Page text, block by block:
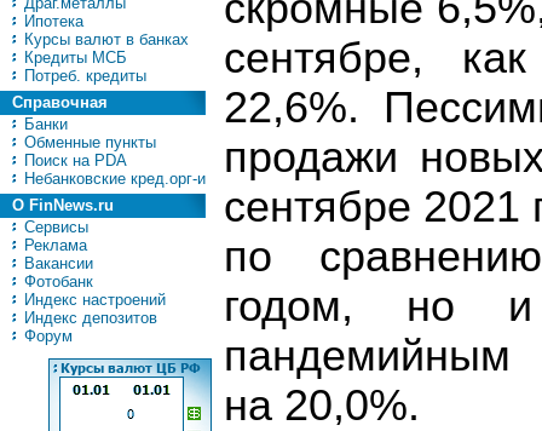
Ипотека
Курсы валют в банках
Кредиты МСБ
Потреб. кредиты
Справочная
Банки
Обменные пункты
Поиск на PDA
Небанковские кред.орг-и
О FinNews.ru
Сервисы
Реклама
Вакансии
Фотобанк
Индекс настроений
Индекс депозитов
Форум
сентябре,
22,6%.
продажи
сентябре 2021
по
годом, но
пандемийным
на 20,0%.